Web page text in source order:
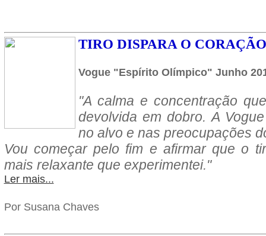
TIRO DISPARA O CORAÇÃO
Vogue "Espírito Olímpico" Junho
"A calma e concentração
devolvida em dobro. A
no alvo e nas preocupações
Vou começar pelo fim e afirmar que o
mais relaxante que experimentei."
Ler mais...
Por Susana Chaves